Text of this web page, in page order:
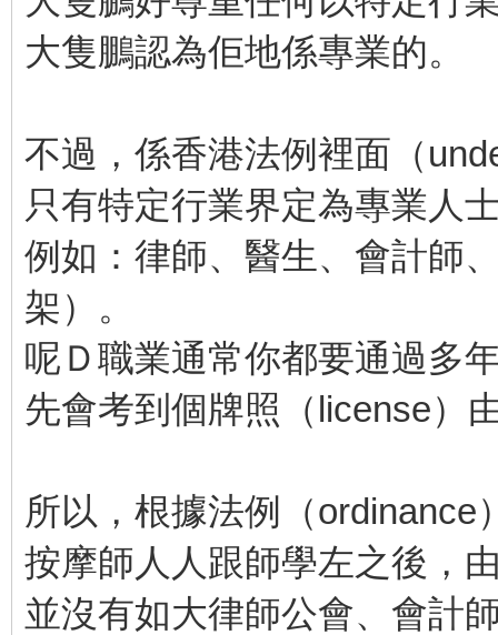
大隻鵬認為佢地係專業的。
不過，係香港法例裡面（
只有特定行業界定為專業人
例如：律師、醫生、會計師
架）。
呢Ｄ職業通常你都要通過多
先會考到個牌照（license）
所以，根據法例（ordinance
按摩師人人跟師學左之後，
並沒有如大律師公會、會計